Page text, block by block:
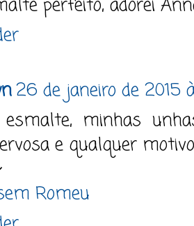
perfeito, adorei
26 de janeiro de 2015
minhas
e qualquer
Romeu